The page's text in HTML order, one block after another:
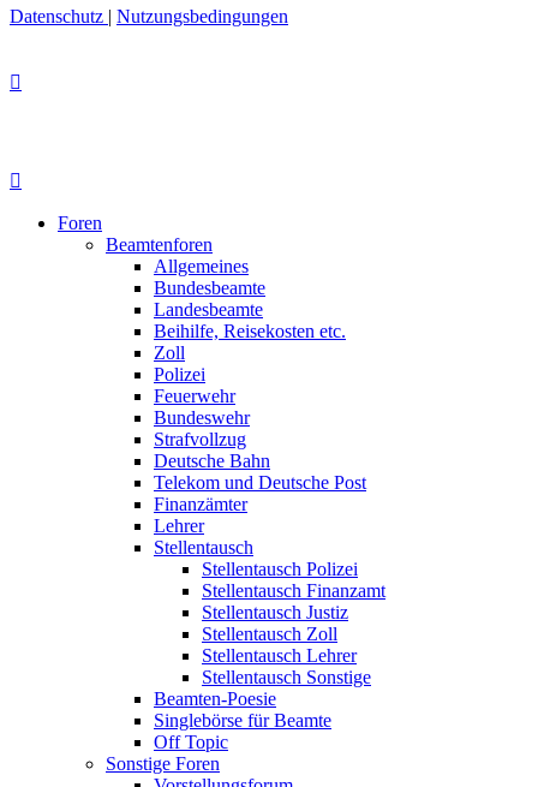
Datenschutz | Nutzungsbedingungen
Foren
Beamtenforen
Allgemeines
Bundesbeamte
Landesbeamte
Beihilfe, Reisekosten etc.
Zoll
Polizei
Feuerwehr
Bundeswehr
Strafvollzug
Deutsche Bahn
Telekom und Deutsche Post
Finanzämter
Lehrer
Stellentausch
Stellentausch Polizei
Stellentausch Finanzamt
Stellentausch Justiz
Stellentausch Zoll
Stellentausch Lehrer
Stellentausch Sonstige
Beamten-Poesie
Singlebörse für Beamte
Off Topic
Sonstige Foren